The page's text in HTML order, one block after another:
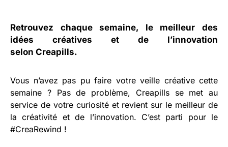
Retrouvez chaque semaine, le meilleur des
idées créatives et de l’innovation
selon Creapills.
Vous n’avez pas pu faire votre veille créative cette
semaine ? Pas de problème, Creapills se met au
service de votre curiosité et revient sur le meilleur de
la créativité et de l’innovation. C’est parti pour le
#CreaRewind !